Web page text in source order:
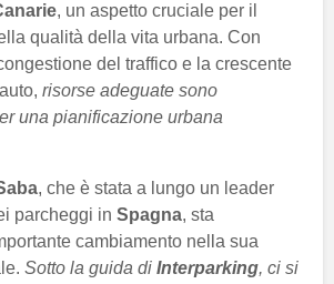
, un aspetto cruciale per il
qualità della vita urbana. Con
del traffico e la crescente
risorse adeguate sono
una pianificazione urbana
, che è stata a lungo un leader
parcheggi in Spagna, sta
cambiamento nella sua
Sotto la guida di Interparking, ci si